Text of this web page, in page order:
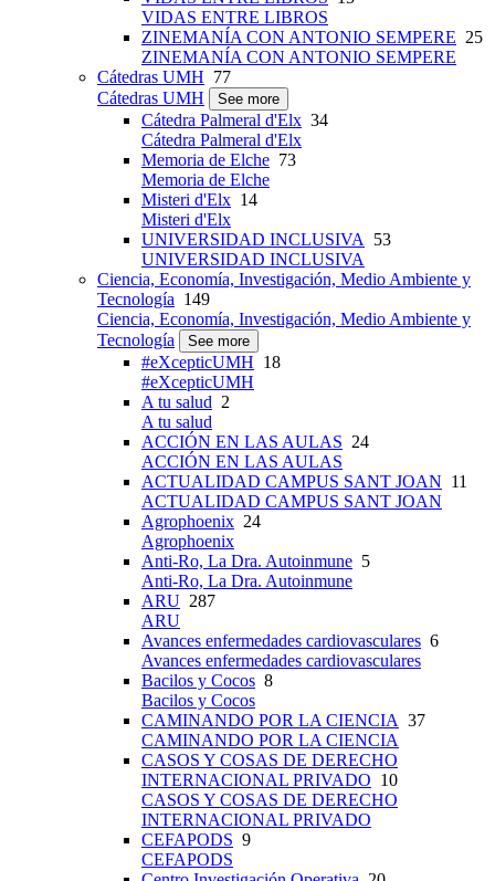
VIDAS ENTRE LIBROS
ZINEMANÍA CON ANTONIO SEMPERE 25
ZINEMANÍA CON ANTONIO SEMPERE
Cátedras UMH 77
Cátedras UMH
See more
Cátedra Palmeral d'Elx 34
Cátedra Palmeral d'Elx
Memoria de Elche 73
Memoria de Elche
Misteri d'Elx 14
Misteri d'Elx
UNIVERSIDAD INCLUSIVA
53
UNIVERSIDAD INCLUSIVA
Ciencia, Economía, Investigación, Medio Ambiente y
Tecnología 149
Ciencia, Economía, Investigación, Medio Ambiente y
Tecnología
See more
#eXcepticUMH 18
#eXcepticUMH
A tu salud 2
A tu salud
ACCIÓN EN LAS AULAS 24
ACCIÓN EN LAS AULAS
ACTUALIDAD CAMPUS SANT JOAN 11
ACTUALIDAD CAMPUS SANT JOAN
Agrophoenix 24
Agrophoenix
Anti-Ro, La Dra. Autoinmune 5
Anti-Ro, La Dra. Autoinmune
ARU 287
ARU
Avances enfermedades cardiovasculares 6
Avances enfermedades cardiovasculares
Bacilos y Cocos 8
Bacilos y Cocos
CAMINANDO POR LA CIENCIA 37
CAMINANDO POR LA CIENCIA
CASOS Y COSAS DE DERECHO
INTERNACIONAL PRIVADO 10
CASOS Y COSAS DE DERECHO
INTERNACIONAL PRIVADO
CEFAPODS 9
CEFAPODS